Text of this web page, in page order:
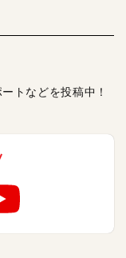
トなどを投稿中！